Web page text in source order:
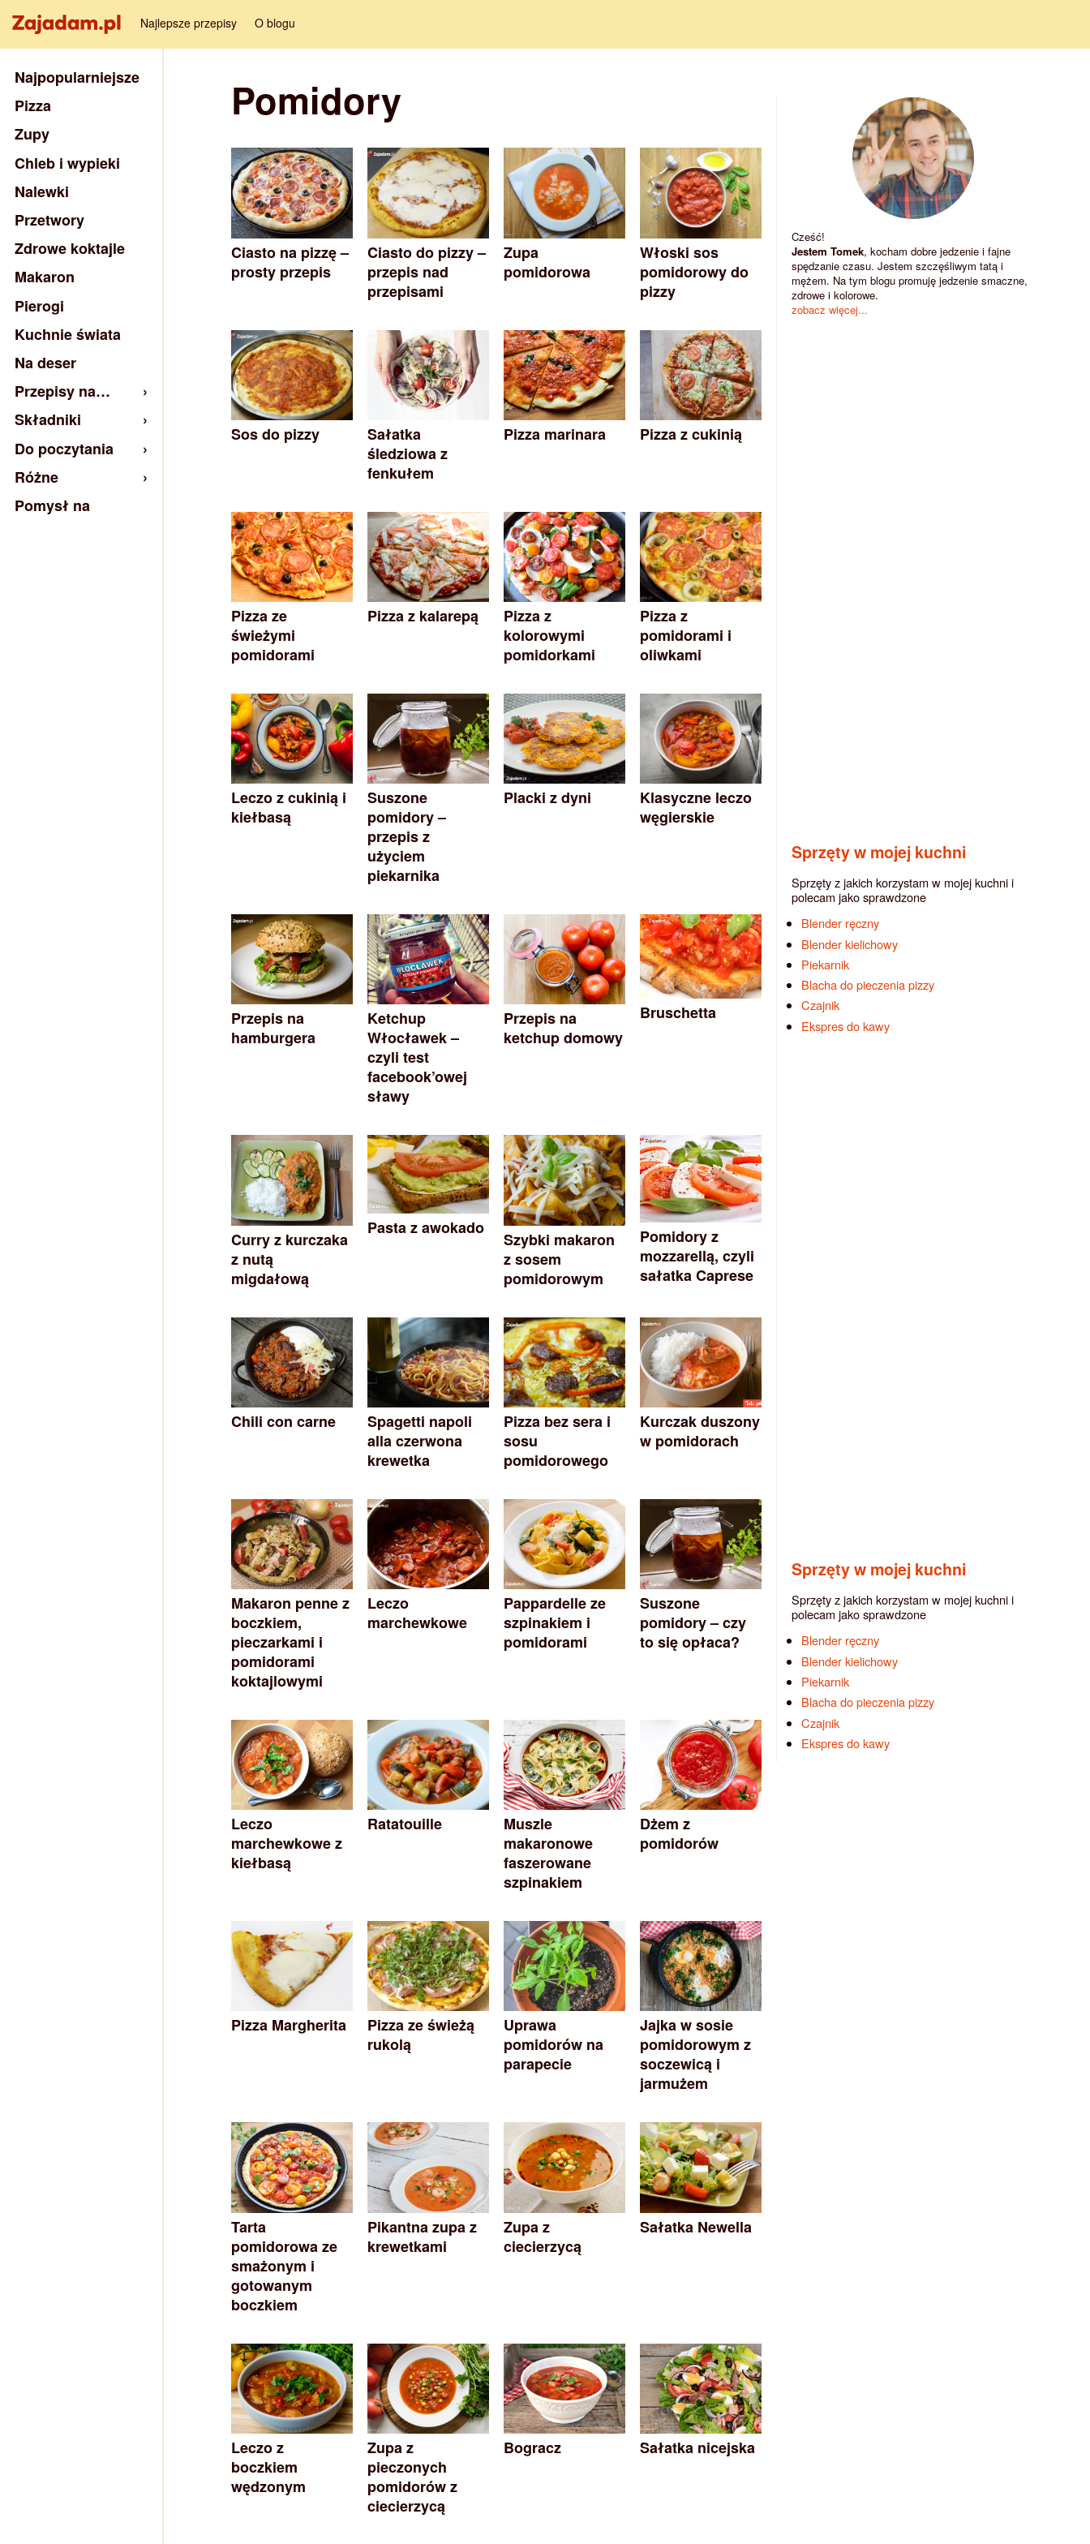
Najlepsze przepisy O blogu
Pomidory
Ciasto na pizzę –
prosty przepis
Ciasto do pizzy –
przepis nad
przepisami
Zupa
pomidorowa
Włoski sos
pomidorowy do
pizzy
Sos do pizzy
Sałatka
śledziowa z
fenkułem
Pizza marinara Pizza z cukinią
Pizza ze
świeżymi
pomidorami
Pizza z kalarepą
Pizza z
kolorowymi
pomidorkami
Pizza z
pomidorami i
oliwkami
Leczo z cukinią i
kiełbasą
Suszone
pomidory –
przepis z
użyciem
piekarnika
Placki z dyni
Klasyczne leczo
węgierskie
Przepis na
hamburgera
Ketchup
Włocławek –
czyli test
facebook’owej
sławy
Przepis na
ketchup domowy
Bruschetta
Curry z kurczaka
z nutą
migdałową
Pasta z awokado
Szybki makaron
z sosem
pomidorowym
Pomidory z
mozzarellą, czyli
sałatka Caprese
Chili con carne
Spagetti napoli
alla czerwona
krewetka
Pizza bez sera i
sosu
pomidorowego
Kurczak duszony
w pomidorach
Makaron penne z
boczkiem,
pieczarkami i
pomidorami
koktajlowymi
Leczo
marchewkowe
Pappardelle ze
szpinakiem i
pomidorami
Suszone
pomidory – czy
to się opłaca?
Leczo
marchewkowe z
kiełbasą
Ratatouille
Muszle
makaronowe
faszerowane
szpinakiem
Dżem z
pomidorów
Pizza Margherita
Pizza ze świeżą
rukolą
Uprawa
pomidorów na
parapecie
Jajka w sosie
pomidorowym z
soczewicą i
jarmużem
Tarta
pomidorowa ze
smażonym i
gotowanym
boczkiem
Pikantna zupa z
krewetkami
Zupa z
ciecierzycą
Sałatka Newella
Leczo z
boczkiem
wędzonym
Zupa z
pieczonych
pomidorów z
ciecierzycą
Bogracz Sałatka nicejska
Najpopularniejsze
Pizza
Zupy
Chleb i wypieki
Nalewki
Przetwory
Zdrowe koktajle
Makaron
Pierogi
Kuchnie świata
Na deser
Przepisy na…
Składniki
Do poczytania
Różne
Pomysł na
Cześć!
Jestem Tomek, kocham dobre jedzenie i fajne
spędzanie czasu. Jestem szczęśliwym tatą i
mężem. Na tym blogu promuję jedzenie smaczne,
zdrowe i kolorowe.
zobacz więcej...
Sprzęty w mojej kuchni
Sprzęty z jakich korzystam w mojej kuchni i
polecam jako sprawdzone
Blender ręczny
Blender kielichowy
Piekarnik
Blacha do pieczenia pizzy
Czajnik
Ekspres do kawy
Sprzęty w mojej kuchni
Sprzęty z jakich korzystam w mojej kuchni i
polecam jako sprawdzone
Blender ręczny
Blender kielichowy
Piekarnik
Blacha do pieczenia pizzy
Czajnik
Ekspres do kawy